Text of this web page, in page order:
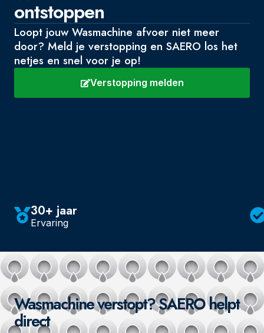
ontstoppen
Loopt jouw Wasmachine afvoer niet meer
door? Meld je verstopping en SAERO los het
netjes en snel voor je op!
Verstopping melden
30+ jaar
Ervaring
Wasmachine verstopt? SAERO helpt
direct